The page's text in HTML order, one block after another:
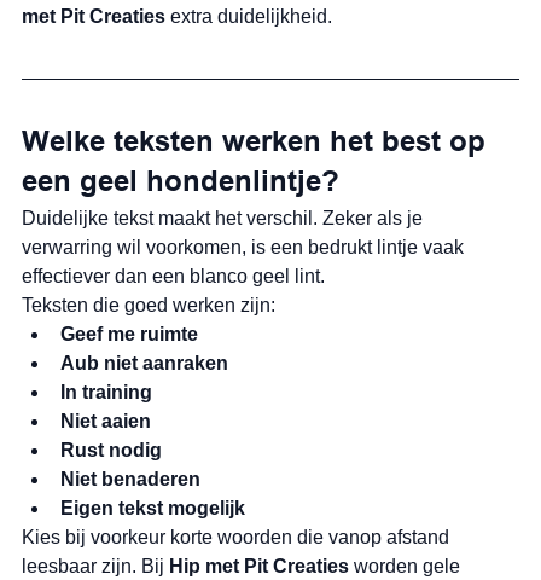
met Pit Creaties extra duidelijkheid.
Welke teksten werken het best op
een geel hondenlintje?
Duidelijke tekst maakt het verschil. Zeker als je
verwarring wil voorkomen, is een bedrukt lintje vaak
effectiever dan een blanco geel lint.
Teksten die goed werken zijn:
Geef me ruimte
Aub niet aanraken
In training
Niet aaien
Rust nodig
Niet benaderen
Eigen tekst mogelijk
Kies bij voorkeur korte woorden die vanop afstand
leesbaar zijn. Bij Hip met Pit Creaties worden gele